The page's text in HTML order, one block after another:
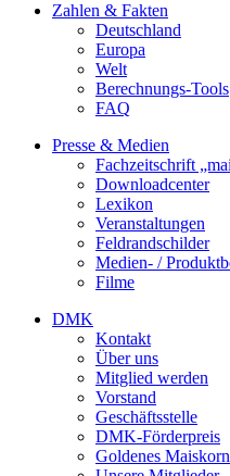
Zahlen & Fakten
Deutschland
Europa
Welt
Berechnungs-Tools
FAQ
Presse & Medien
Fachzeitschrift
Downloadcenter
Lexikon
Veranstaltungen
Feldrandschilder
Medien- /
Filme
DMK
Kontakt
Über uns
Mitglied werden
Vorstand
Geschäftsstelle
DMK-Förderpreis
Goldenes Maiskorn